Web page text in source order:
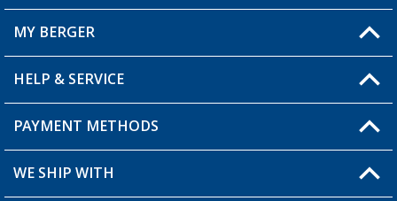
MY BERGER
My Account
My Wishlist
HELP & SERVICE
FAQ & Contact
Shipping information
PAYMENT METHODS
WE SHIP WITH